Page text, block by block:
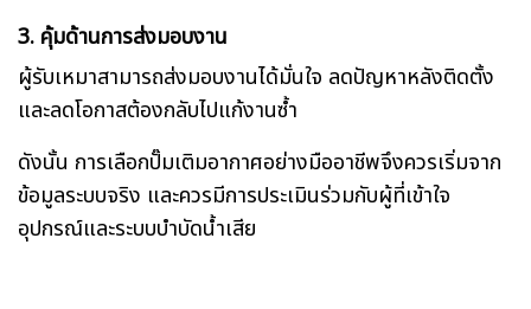
3. คุ้มด้านการส่งมอบงาน
ผู้รับเหมาสามารถส่งมอบงานได้มั่นใจ ลดปัญหาหลังติดตั้ง
และลดโอกาสต้องกลับไปแก้งานซ้ำ
ดังนั้น การเลือกปั๊มเติมอากาศอย่างมืออาชีพจึงควรเริ่มจาก
ข้อมูลระบบจริง และควรมีการประเมินร่วมกับผู้ที่เข้าใจ
อุปกรณ์และระบบบำบัดน้ำเสีย